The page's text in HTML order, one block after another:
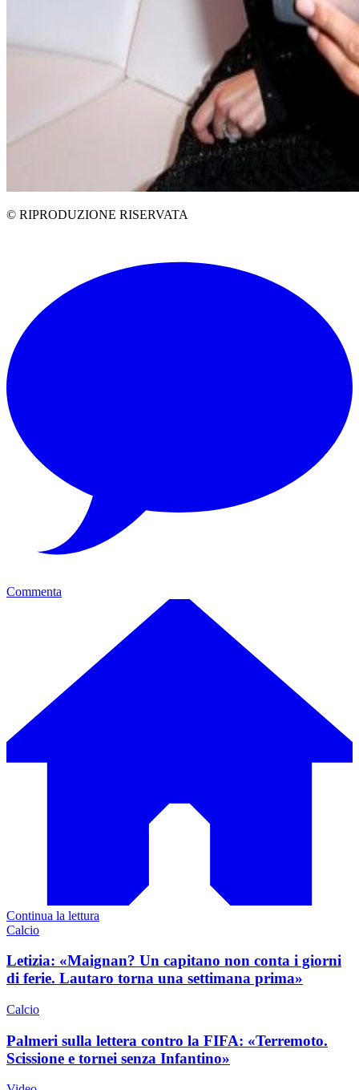
© RIPRODUZIONE RISERVATA
Commenta
Continua la lettura
Calcio
Letizia: «Maignan? Un capitano non conta i giorni
di ferie. Lautaro torna una settimana prima»
Calcio
Palmeri sulla lettera contro la FIFA: «Terremoto.
Scissione e tornei senza Infantino»